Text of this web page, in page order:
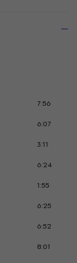
7:56
6:07
3:11
6:24
1:55
6:25
6:52
8:01